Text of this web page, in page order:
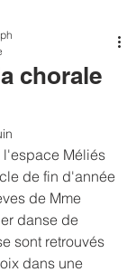
chorale
l'espace Méliés
de fin d'année
de Mme
danse de
sont retrouvés
dans une